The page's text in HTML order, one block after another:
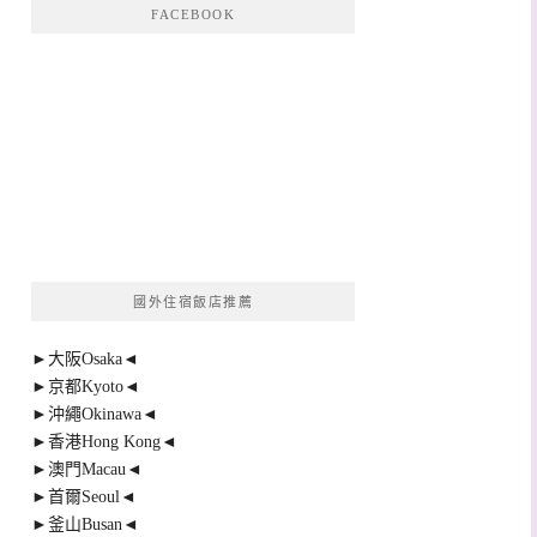
FACEBOOK
國外住宿飯店推薦
►大阪Osaka◄
►京都Kyoto◄
►沖繩Okinawa◄
►香港Hong Kong◄
►澳門Macau◄
►首爾Seoul◄
►釜山Busan◄